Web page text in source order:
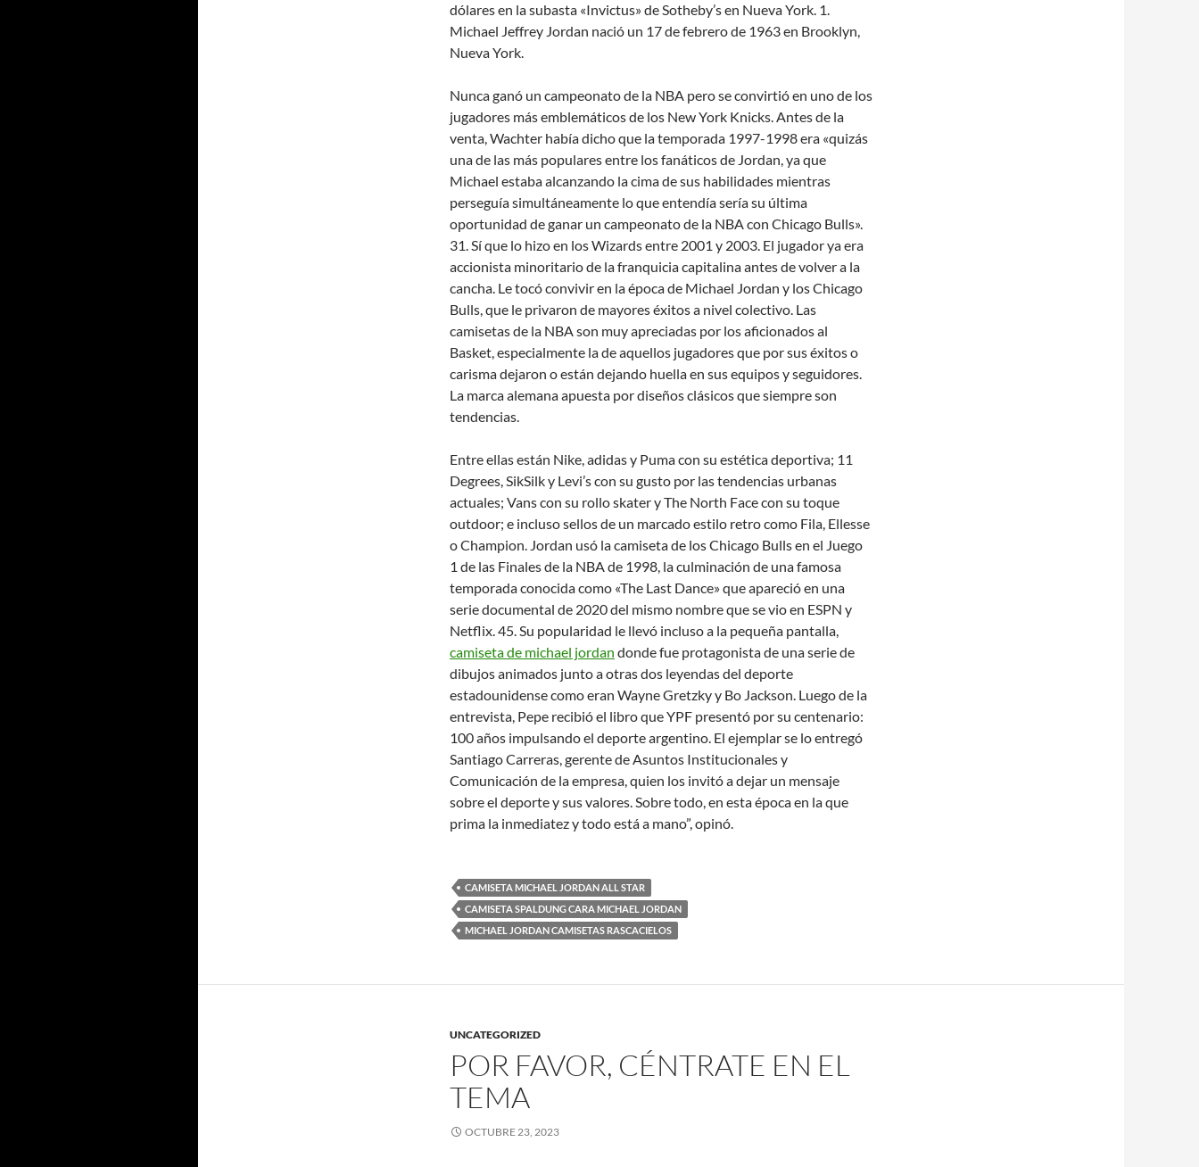
dólares en la subasta «Invictus» de Sotheby’s en Nueva York. 1.
Michael Jeffrey Jordan nació un 17 de febrero de 1963 en Brooklyn,
Nueva York.
Nunca ganó un campeonato de la NBA pero se convirtió en uno de los
jugadores más emblemáticos de los New York Knicks. Antes de la
venta, Wachter había dicho que la temporada 1997-1998 era «quizás
una de las más populares entre los fanáticos de Jordan, ya que
Michael estaba alcanzando la cima de sus habilidades mientras
perseguía simultáneamente lo que entendía sería su última
oportunidad de ganar un campeonato de la NBA con Chicago Bulls».
31. Sí que lo hizo en los Wizards entre 2001 y 2003. El jugador ya era
accionista minoritario de la franquicia capitalina antes de volver a la
cancha. Le tocó convivir en la época de Michael Jordan y los Chicago
Bulls, que le privaron de mayores éxitos a nivel colectivo. Las
camisetas de la NBA son muy apreciadas por los aficionados al
Basket, especialmente la de aquellos jugadores que por sus éxitos o
carisma dejaron o están dejando huella en sus equipos y seguidores.
La marca alemana apuesta por diseños clásicos que siempre son
tendencias.
Entre ellas están Nike, adidas y Puma con su estética deportiva; 11
Degrees, SikSilk y Levi’s con su gusto por las tendencias urbanas
actuales; Vans con su rollo skater y The North Face con su toque
outdoor; e incluso sellos de un marcado estilo retro como Fila, Ellesse
o Champion. Jordan usó la camiseta de los Chicago Bulls en el Juego
1 de las Finales de la NBA de 1998, la culminación de una famosa
temporada conocida como «The Last Dance» que apareció en una
serie documental de 2020 del mismo nombre que se vio en ESPN y
Netflix. 45. Su popularidad le llevó incluso a la pequeña pantalla,
camiseta de michael jordan donde fue protagonista de una serie de
dibujos animados junto a otras dos leyendas del deporte
estadounidense como eran Wayne Gretzky y Bo Jackson. Luego de la
entrevista, Pepe recibió el libro que YPF presentó por su centenario:
100 años impulsando el deporte argentino. El ejemplar se lo entregó
Santiago Carreras, gerente de Asuntos Institucionales y
Comunicación de la empresa, quien los invitó a dejar un mensaje
sobre el deporte y sus valores. Sobre todo, en esta época en la que
prima la inmediatez y todo está a mano”, opinó.
CAMISETA MICHAEL JORDAN ALL STAR
CAMISETA SPALDUNG CARA MICHAEL JORDAN
MICHAEL JORDAN CAMISETAS RASCACIELOS
UNCATEGORIZED
POR FAVOR, CÉNTRATE EN EL
TEMA
OCTUBRE 23, 2023